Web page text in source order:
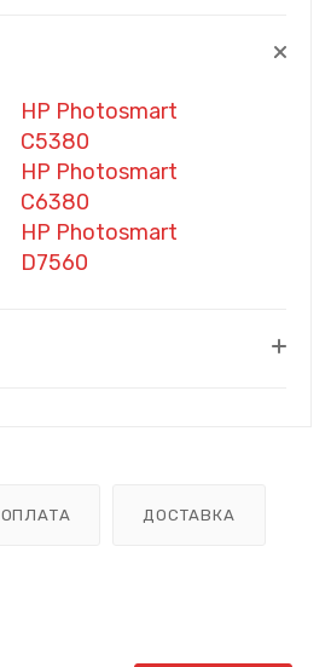
HP Photosmart
C5380
HP Photosmart
C6380
HP Photosmart
D7560
ОПЛАТА ДОСТАВКА